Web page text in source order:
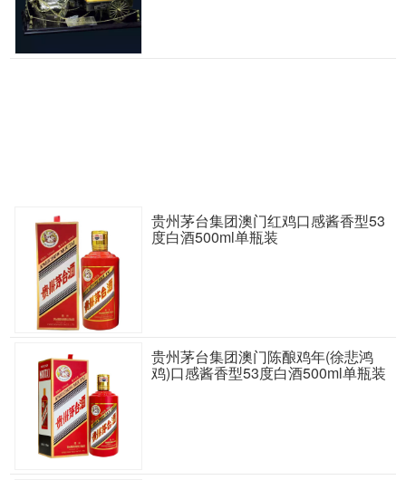
贵州茅台集团澳门红鸡口感酱香型53
度白酒500ml单瓶装
贵州茅台集团澳门陈酿鸡年(徐悲鸿
鸡)口感酱香型53度白酒500ml单瓶装